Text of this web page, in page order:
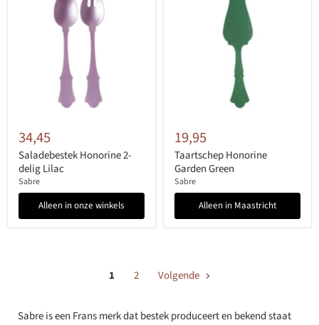
34,45
Saladebestek Honorine 2-
delig Lilac
Sabre
Alleen in onze winkels
19,95
Taartschep Honorine
Garden Green
Sabre
Alleen in Maastricht
1 2 Volgende
Sabre is een Frans merk dat bestek produceert en bekend staat